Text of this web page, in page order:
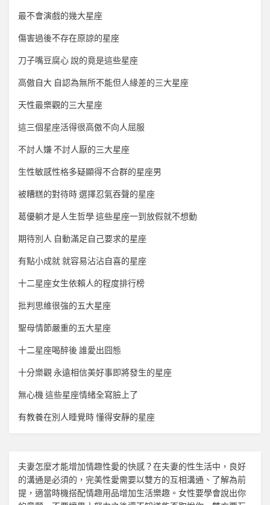
最不會演戲的幾大星座
傷害過後不存在原諒的星座
刀子嘴豆腐心 說的竟是這些星座
高傲自大 自認為無所不能但人緣差的三大星座
天性最樂觀的三大星座
這三個星座活得很高傲不向人屈服
不討人嫌 不討人厭的三大星座
生性敏感性格多疑顯得不合群的星座男
被糟糕的對待時 選擇忍氣吞聲的星座
葛優躺才是人生哲學 這些星座一到放假就不想動
期待別人 自動滿足自己要求的星座
有點小成就 就容易沾沾自喜的星座
十二星座女生依賴人的程度排行榜
批判思維很強的五大星座
聖母情節嚴重的五大星座
十二星座喝醉後 誰愛出囧態
十分樂觀 永遠相信美好事即將發生的星座
無心機 這些星座情緒全寫臉上了
有教養在別人睡覺時 懂得安靜的星座
夫妻怎麼才能增加情趣性愛的快感？在夫妻的性生活中，良好
的溝通是必須的，完美性愛需要以雙方的互相溝通、了解為前
提，適當時機搭配情趣用品增加生活樂趣。女性要學會說出你